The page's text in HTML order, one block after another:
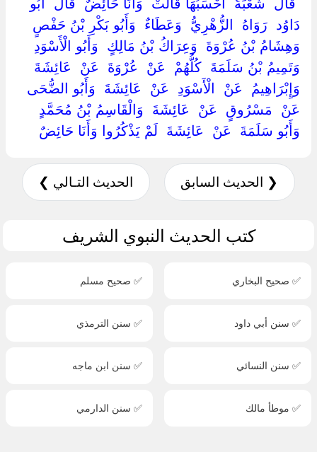
‏ ‏قَالَ ‏ ‏شُعْبَةُ ‏ ‏أَحْسَبُهَا قَالَتْ ‏ ‏وَأَنَا حَائِضٌ ‏ ‏قَالَ ‏ ‏أَبُو
دَاوُد ‏ ‏رَوَاهُ ‏ ‏الزُّهْرِيُّ ‏ ‏وَعَطَاءٌ ‏ ‏وَأَبُو بَكْرِ بْنُ حَفْصٍ ‏
‏وَهِشَامُ بْنُ عُرْوَةَ ‏ ‏وَعِرَاكُ بْنُ مَالِكٍ ‏ ‏وَأَبُو الْأَسْوَدِ ‏
‏وَتَمِيمُ بْنُ سَلَمَةَ ‏ ‏كُلُّهُمْ ‏ ‏عَنْ ‏ ‏عُرْوَةَ ‏ ‏عَنْ ‏ ‏عَائِشَةَ ‏
‏وَإِبْرَاهِيمُ ‏ ‏عَنْ ‏ ‏الْأَسْوَدِ ‏ ‏عَنْ ‏ ‏عَائِشَةَ ‏ ‏وَأَبُو الضُّحَى ‏
‏عَنْ ‏ ‏مَسْرُوقٍ ‏ ‏عَنْ ‏ ‏عَائِشَةَ ‏ ‏وَالْقَاسِمُ بْنُ مُحَمَّدٍ ‏
‏وَأَبُو سَلَمَةَ ‏ ‏عَنْ ‏ ‏عَائِشَةَ ‏ ‏لَمْ يَذْكُرُوا وَأَنَا حَائِضٌ ‏
❮ الحديث السابق الحديث التـالي ❯
كتب الحديث النبوي الشريف
✅ صحيح البخاري ✅ صحيح مسلم
✅ سنن أبي داود ✅ سنن الترمذي
✅ سنن النسائي ✅ سنن ابن ماجه
✅ موطأ مالك ✅ سنن الدارمي